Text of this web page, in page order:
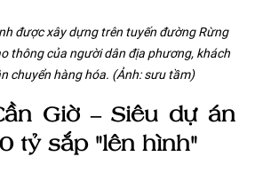
được xây dựng trên tuyến đường Rừng
thông của người dân địa phương, khách
chuyển hàng hóa. (Ảnh: sưu tầm)
Cầu Cần Giờ – Siêu dự án
tỷ sắp "lên hình"